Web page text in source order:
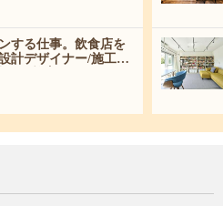
する仕事。飲食店を
計デザイナー/施工管
途歓迎│